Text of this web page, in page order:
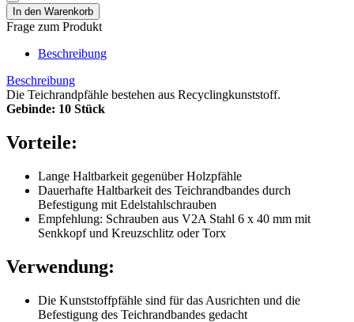
Frage zum Produkt
Beschreibung
Beschreibung
Die Teichrandpfähle bestehen aus Recyclingkunststoff.
Gebinde: 10 Stück
Vorteile:
Lange Haltbarkeit gegenüber Holzpfähle
Dauerhafte Haltbarkeit des Teichrandbandes durch
Befestigung mit Edelstahlschrauben
Empfehlung: Schrauben aus V2A Stahl 6 x 40 mm mit
Senkkopf und Kreuzschlitz oder Torx
Verwendung:
Die Kunststoffpfähle sind für das Ausrichten und die
Befestigung des Teichrandbandes gedacht